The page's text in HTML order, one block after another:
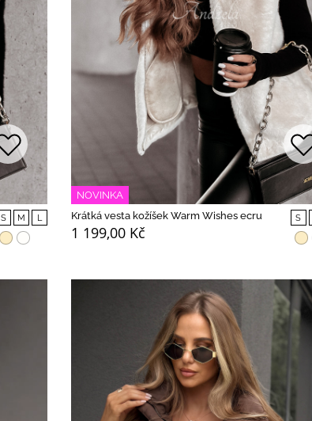
S M L
NOVINKA
Krátká vesta kožíšek Warm Wishes ecru
1 199,00 Kč
S